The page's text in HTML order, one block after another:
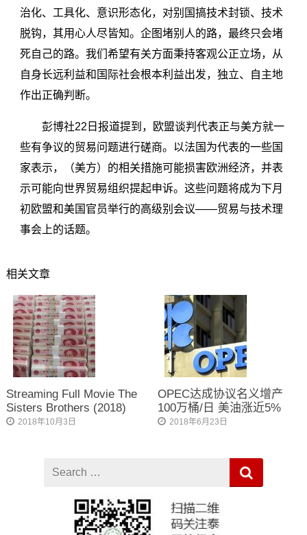
治化、工具化、意识形态化，对别国搞技术封锁、技术
脱钩，其用心人尽皆知。企图堵别人的路，最终只会堵
死自己的路。我们希望有关方面秉持客观公正立场，从
自身长远利益和国际社会根本利益出发，独立、自主地
作出正确判断。
彭博社22日报道提到，欧盟谈判代表正与美方就一
些有争议的贸易问题进行磋商。以法国为代表的一些国
家表示，（美方）的相关措施可能损害欧洲经济，并表
示可能向世界贸易组织提起申诉。这些问题将成为下月
初欧盟和美国官员举行的高级别会议——贸易与技术理
事会上的话题。
相关文章
Streaming Full Movie The
Sisters Brothers (2018)
2018年10月3日
OPEC达成协议名义增产
100万桶/日 美油涨近5%
2018年6月23日
for